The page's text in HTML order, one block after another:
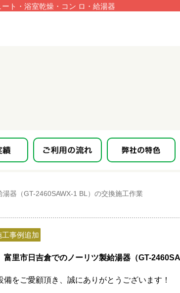
ト・浴室乾燥・コン ロ・給湯器
器（GT-2460SAWX-1 BL）の交換施工作業
工事例追加
富里市日吉倉でのノーリツ製給湯器（GT-
備をご愛顧頂き、誠にありがとうございます！